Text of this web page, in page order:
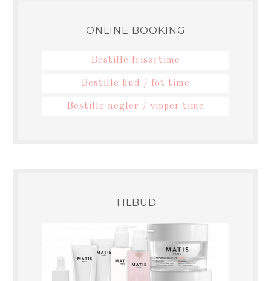
ONLINE BOOKING
Bestille frisørtime
Bestille hud / fot time
Bestille negler / vipper time
TILBUD